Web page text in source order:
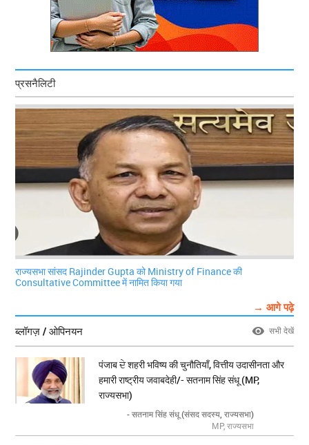
प्रसनैलिटी
राज्यसभा सांसद Rajinder Gupta को Ministry of Finance की
Consultative Committee में नामित किया गया
→ आगे पढ़े
ब्लॉगज़ / ओपिनयन
सभी देखें
पंजाब ਦੇ शहरी भविष्य की चुनौतियाँ, वित्तीय उदासीनता और
हमारी राष्ट्रीय जवाबदेही/- सतनाम सिंह संधू (MP,
राज्यसभा)
- सतनाम सिंह संधू (संसद सदस्य, राज्यसभा)
MP, राज्यसभा